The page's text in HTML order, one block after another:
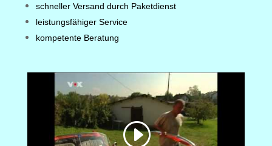
schneller Versand durch Paketdienst
leistungsfähiger Service
kompetente Beratung